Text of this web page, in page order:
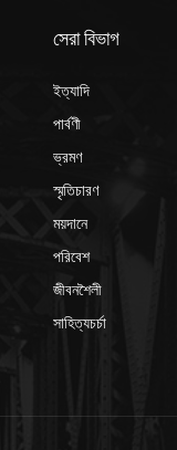
সেরা বিভাগ
ইত্যাদি
পার্বণী
ভ্রমণ
স্মৃতিচারণ
ময়দানে
পরিবেশ
জীবনশৈলী
সাহিত্যচর্চা